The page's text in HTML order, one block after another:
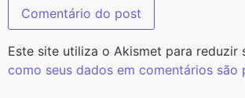
Este site utiliza o Akismet para reduzir
como seus dados em comentários são